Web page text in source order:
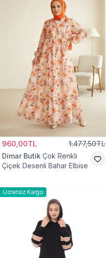
960,00TL 1.477,50TL
Dimar Butik Çok Renkli
Çiçek Desenli Bahar Elbise
Ücretsiz Kargo